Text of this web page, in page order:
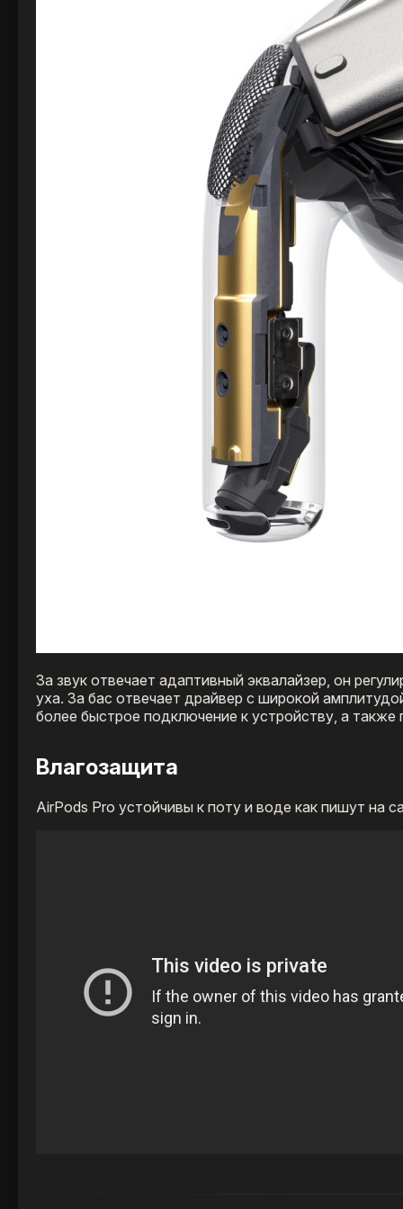
За звук отвечает адаптивный эквалайзер, он
уха. За бас отвечает драйвер с широкой
более быстрое подключение к устройству, а
Влагозащита
AirPods Pro устойчивы к поту и воде как пишут на